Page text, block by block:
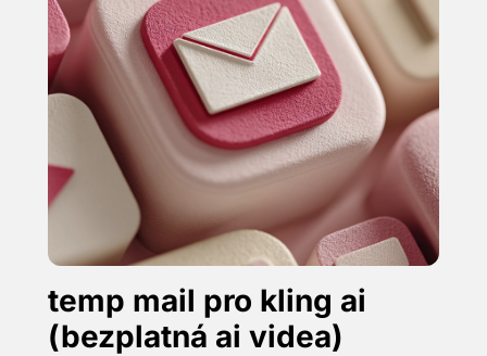
temp mail pro kling ai
(bezplatná ai videa)